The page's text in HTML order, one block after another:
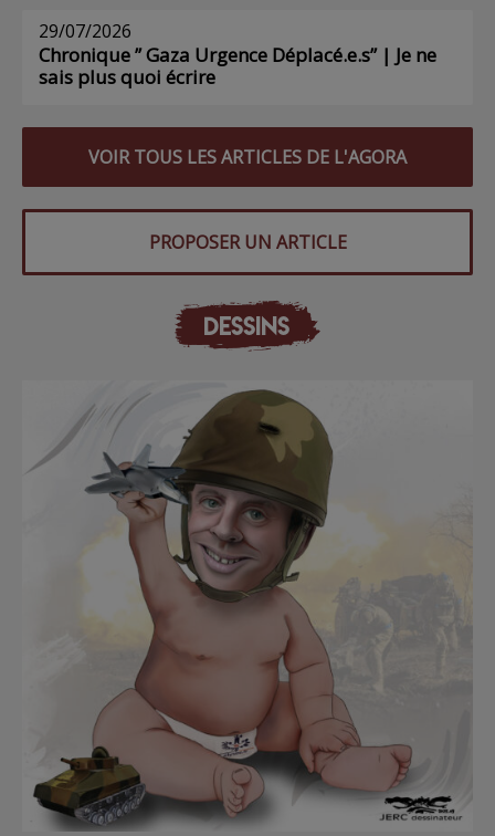
29/07/2026
Chronique ” Gaza Urgence Déplacé.e.s” | Je ne
sais plus quoi écrire
VOIR TOUS LES ARTICLES DE L'AGORA
PROPOSER UN ARTICLE
DESSINS